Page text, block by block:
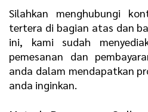
Silahkan menghubungi
tertera di bagian atas dan
ini, kami sudah
pemesanan dan
anda dalam mendapatkan
anda inginkan.